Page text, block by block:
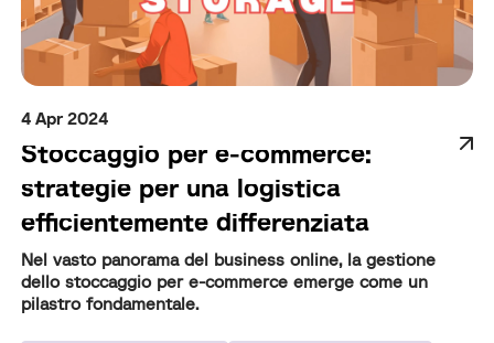
4 Apr 2024
Stoccaggio per e-commerce:
strategie per una logistica
efficientemente differenziata
Nel vasto panorama del business online, la gestione
dello stoccaggio per e-commerce emerge come un
pilastro fondamentale.